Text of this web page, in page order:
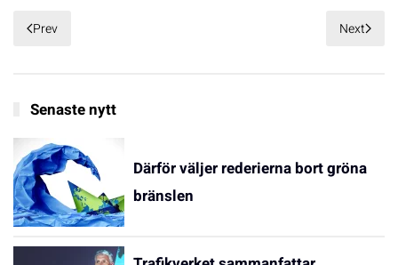
Prev Next
Senaste nytt
Därför väljer rederierna bort gröna
bränslen